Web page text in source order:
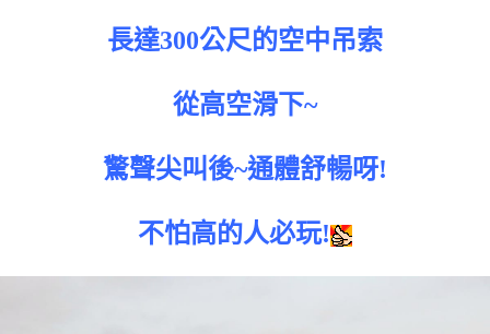
長達300公尺的空中吊索
從高空滑下~
驚聲尖叫後~通體舒暢呀!
不怕高的人必玩!